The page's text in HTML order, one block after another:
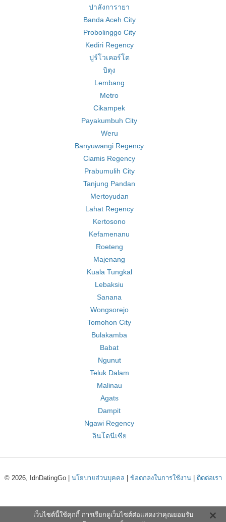
ปาลังการายา
Banda Aceh City
Probolinggo City
Kediri Regency
ปูร์โวเคอร์โต
บิตุง
Lembang
Metro
Cikampek
Payakumbuh City
Weru
Banyuwangi Regency
Ciamis Regency
Prabumulih City
Tanjung Pandan
Mertoyudan
Lahat Regency
Kertosono
Kefamenanu
Roeteng
Majenang
Kuala Tungkal
Lebaksiu
Sanana
Wongsorejo
Tomohon City
Bulakamba
Babat
Ngunut
Teluk Dalam
Malinau
Agats
Dampit
Ngawi Regency
อินโดนีเซีย
© 2026, IdnDatingGo | นโยบายส่วนบุคคล ข้อตกลงในการใช้งาน| ติดต่อเรา
เว็บไซต์นี้ใช้คุกกี้ การเรียกดูเว็บไซต์ต่อแสดงว่าคุณยอมรับ